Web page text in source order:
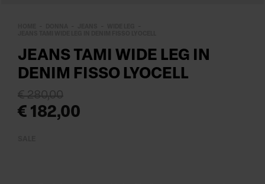
JEANS TAMI WIDE LEG IN
DENIM FISSO LYOCELL
€ 182,00
€ 280,00